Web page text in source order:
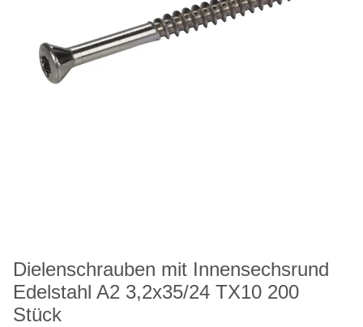
Dielenschrauben mit Innensechsrund
Edelstahl A2 3,2x35/24 TX10 200
Stück